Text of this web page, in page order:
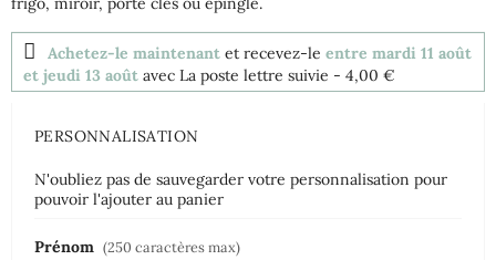
Achetez-le maintenant et recevez-le entre mardi 11 août
et jeudi 13 août avec La poste lettre suivie - 4,00 €
PERSONNALISATION
N'oubliez pas de sauvegarder votre personnalisation pour
pouvoir l'ajouter au panier
Prénom (250 caractères max)